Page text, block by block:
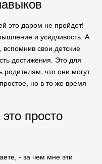
это даром не пройдет!
и усидчивость. А
вспомнив свои детские
достижения. Это для
родителям, что они могут
но в то же время
просто
- за чем мне эти